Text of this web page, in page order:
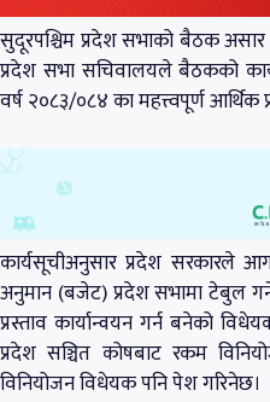
सुदूरपश्चिम प्रदेश सभाको बैठक
प्रदेश सभा सचिवालयले बैठकको
वर्ष २०८३/०८४ का महत्त्वपूर्ण आर्थिक
कार्यसूचीअनुसार प्रदेश सरकारले
अनुमान (बजेट) प्रदेश सभामा टेबुल
प्रस्ताव कार्यान्वयन गर्न बनेको
प्रदेश सञ्चित कोषबाट रकम
विनियोजन विधेयक पनि पेश गरिनेछ।